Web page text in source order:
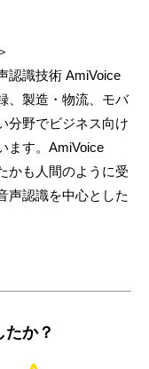
認識技術 AmiVoice
、製造・物流、モバ
分野でビジネス向け
ます。AmiVoice
かも人間のように受
声認識を中心とした
たか？